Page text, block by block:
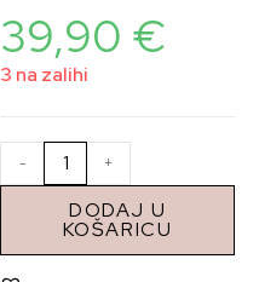
39,90 €
3 na zalihi
- +
DODAJ U
KOŠARICU